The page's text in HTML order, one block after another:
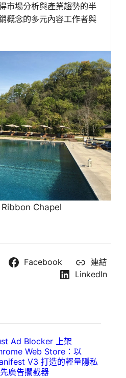
市場分析與產業趨勢的半
概念的多元內容工作者與
Chapel
Facebook
連結
LinkedIn
Ad Blocker 上架
Web Store：以
V3 打造的輕量隱私
廣告攔截器